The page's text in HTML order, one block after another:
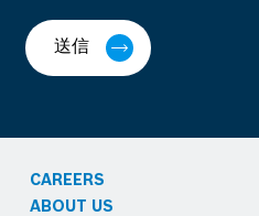
送信
CAREERS
ABOUT US